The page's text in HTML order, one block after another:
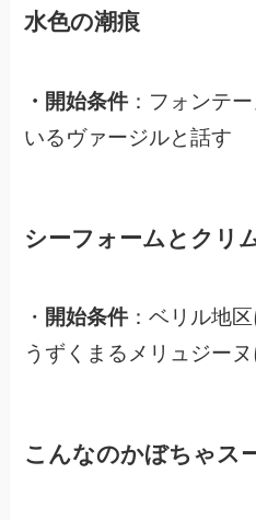
水色の潮痕
・開始条件 ：フォンテ
いるヴァージルと話す
シーフォームとクリ
・ 開始条件 ：ベリル地
うずくまるメリュジー
こんなのかぼちゃス